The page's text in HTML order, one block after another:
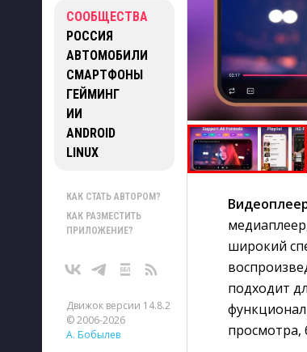
СООБЩЕСТВА
РОССИЯ
АВТОМОБИЛИ
СМАРТФОНЫ
ГЕЙМИНГ
ИИ
ANDROID
LINUX
КАК СТАТЬ АВТОРОМ?
КАК РАЗМЕСТИТЬ
ПРИЛОЖЕНИЕ?
Движок версии 14.8.2
© 2006-2026
А. Бобылев
широкий
подходит
просмотра,